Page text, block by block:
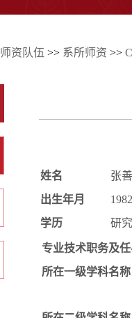
师资队伍 >> 系所师资 >>
姓名 张
出生年月
学历
研
专业技术职务及
所在一级学科名称